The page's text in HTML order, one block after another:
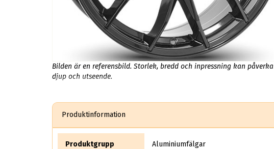
Bilden är en referensbild. Storlek, bredd och inpressning kan påverka
djup och utseende.
Produktinformation
Produktgrupp Aluminiumfälgar